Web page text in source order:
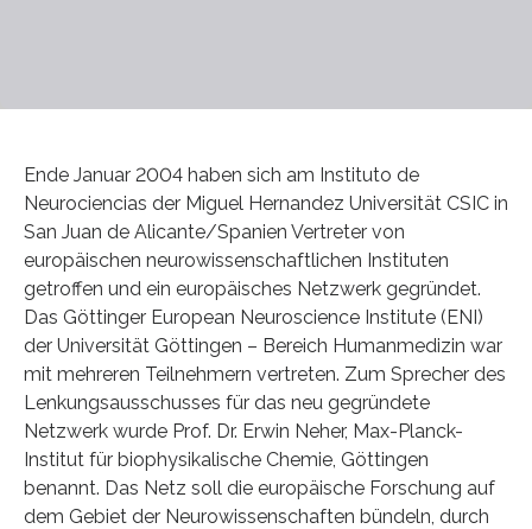
Ende Januar 2004 haben sich am Instituto de
Neurociencias der Miguel Hernandez Universität CSIC in
San Juan de Alicante/Spanien Vertreter von
europäischen neurowissenschaftlichen Instituten
getroffen und ein europäisches Netzwerk gegründet.
Das Göttinger European Neuroscience Institute (ENI)
der Universität Göttingen – Bereich Humanmedizin war
mit mehreren Teilnehmern vertreten. Zum Sprecher des
Lenkungsausschusses für das neu gegründete
Netzwerk wurde Prof. Dr. Erwin Neher, Max-Planck-
Institut für biophysikalische Chemie, Göttingen
benannt. Das Netz soll die europäische Forschung auf
dem Gebiet der Neurowissenschaften bündeln, durch